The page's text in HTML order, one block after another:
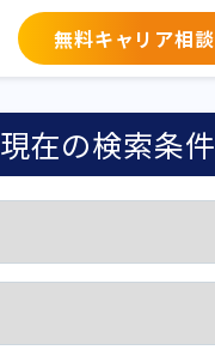
無料キャリア相談
現在の検索条件